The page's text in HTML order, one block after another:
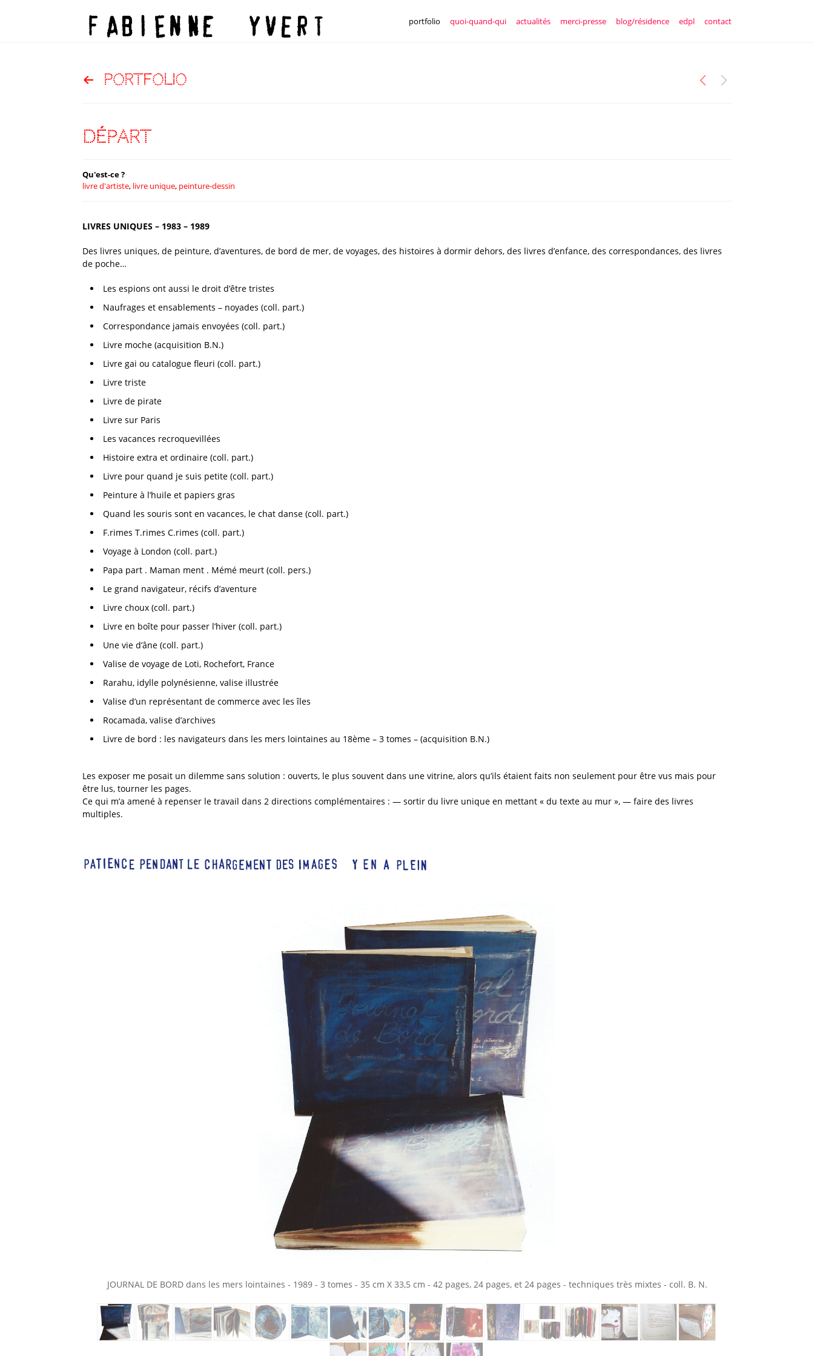
portfolio quoi-quand-qui actualités merci-presse blog/résidence edpl contact
portfolio
DÉPART
Qu'est-ce ?
livre d'artiste, livre unique, peinture-dessin
LIVRES UNIQUES – 1983 – 1989
Des livres uniques, de peinture, d’aventures, de bord de mer, de voyages, des histoires à dormir dehors, des livres d’enfance, des correspondances, des livres
de poche…
Les espions ont aussi le droit d’être tristes
Naufrages et ensablements – noyades (coll. part.)
Correspondance jamais envoyées (coll. part.)
Livre moche (acquisition B.N.)
Livre gai ou catalogue fleuri (coll. part.)
Livre triste
Livre de pirate
Livre sur Paris
Les vacances recroquevillées
Histoire extra et ordinaire (coll. part.)
Livre pour quand je suis petite (coll. part.)
Peinture à l’huile et papiers gras
Quand les souris sont en vacances, le chat danse (coll. part.)
F.rimes T.rimes C.rimes (coll. part.)
Voyage à London (coll. part.)
Papa part . Maman ment . Mémé meurt (coll. pers.)
Le grand navigateur, récifs d’aventure
Livre choux (coll. part.)
Livre en boîte pour passer l’hiver (coll. part.)
Une vie d’âne (coll. part.)
Valise de voyage de Loti, Rochefort, France
Rarahu, idylle polynésienne, valise illustrée
Valise d’un représentant de commerce avec les îles
Rocamada, valise d’archives
Livre de bord : les navigateurs dans les mers lointaines au 18ème – 3 tomes – (acquisition B.N.)
Les exposer me posait un dilemme sans solution : ouverts, le plus souvent dans une vitrine, alors qu’ils étaient faits non seulement pour être vus mais pour
être lus, tourner les pages.
Ce qui m’a amené à repenser le travail dans 2 directions complémentaires : — sortir du livre unique en mettant « du texte au mur », — faire des livres
multiples.
JOURNAL DE BORD dans les mers lointaines - 1989 - 3 tomes - 35 cm X 33,5 cm - 42 pages, 24 pages, et 24 pages - techniques très mixtes - coll. B. N.